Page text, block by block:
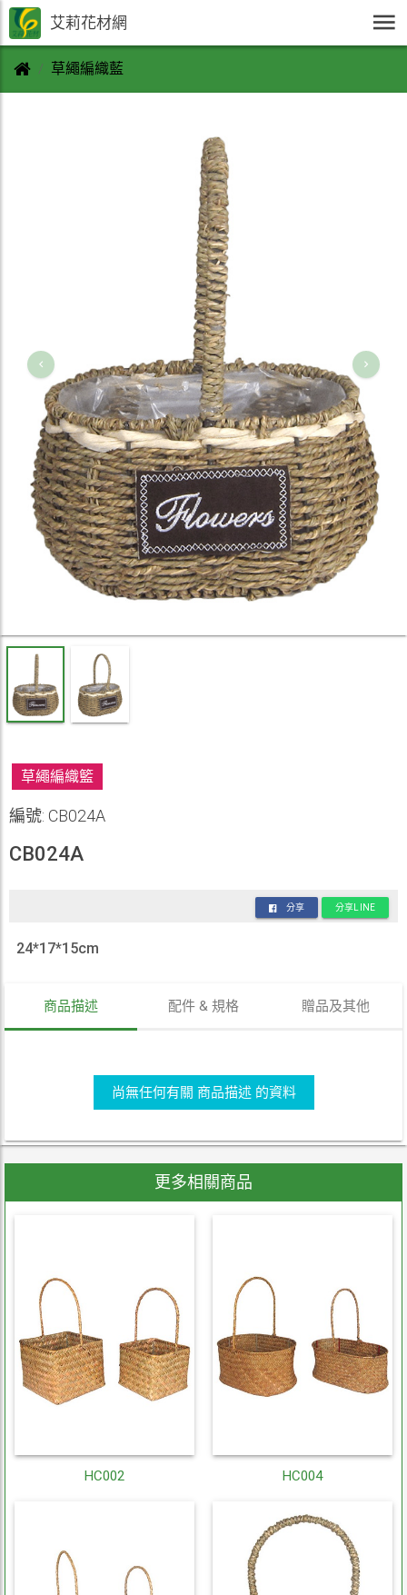
艾莉花材網
草繩編織藍
草繩編織籃
編號: CB024A
CB024A
分享 分享LINE
24*17*15cm
商品描述 配件 & 規格 贈品及其他
尚無任何有關 商品描述 的資料
更多相關商品
HC002 HC004